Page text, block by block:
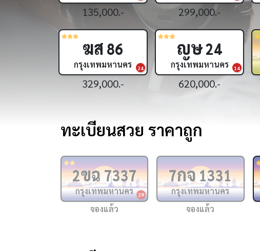
1,190,000.- 1,390,000.-
16
ขย24
กรุงเทพมหานคร
399,000.-
25
ศศ83
กรุงเทพมหานคร
299,000.-
ทะเบียนสวย ราคาถูก
29
2ขฉ7337
กรุงเทพมหานคร
จองแล้ว
7กจ1331
กรุงเทพมหานคร
จองแล้ว